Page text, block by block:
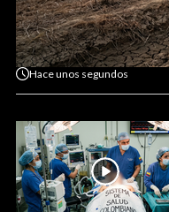
Haceunos segundos